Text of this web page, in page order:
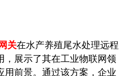
关在水产养殖尾水处理远程
，展示了其在工业物联网领
用前景。通过该方案，企业